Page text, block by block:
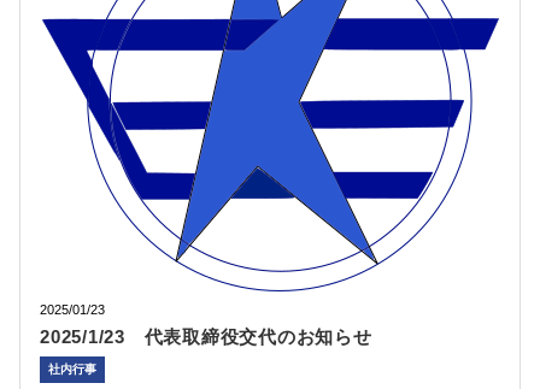
2025/01/23
2025/1/23 代表取締役交代のお知らせ
社内行事